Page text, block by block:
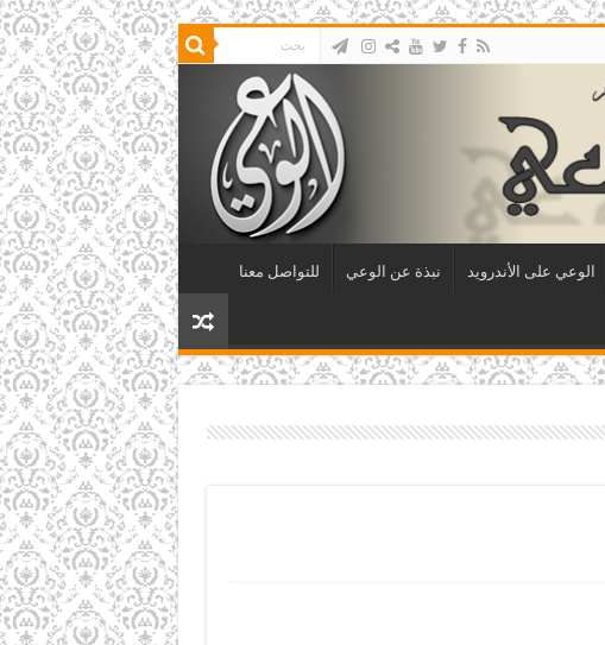
الوعي على الأندرويد نبذة عن الوعي للتواصل معنا